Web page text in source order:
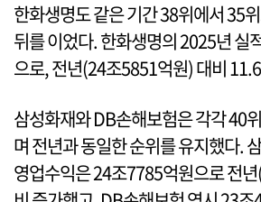
한화생명도 같은 기간 38위에서 35
뒤를 이었다. 한화생명의 2025년 실
으로, 전년(24조5851억원) 대비
삼성화재와 DB손해보험은 각각 40
며 전년과 동일한 순위를 유지했다.
영업수익은 24조7785억원으로 전